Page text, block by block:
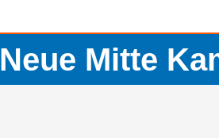
Neue Mitte